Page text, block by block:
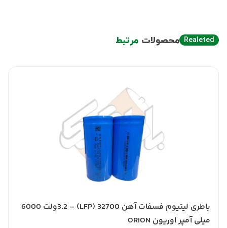
Realeted محصولات مرتبط
باطری لیتیوم فسفات آهن 32700 (LFP) – 3.2ولت 6000
میلی آمپر اوریون ORION